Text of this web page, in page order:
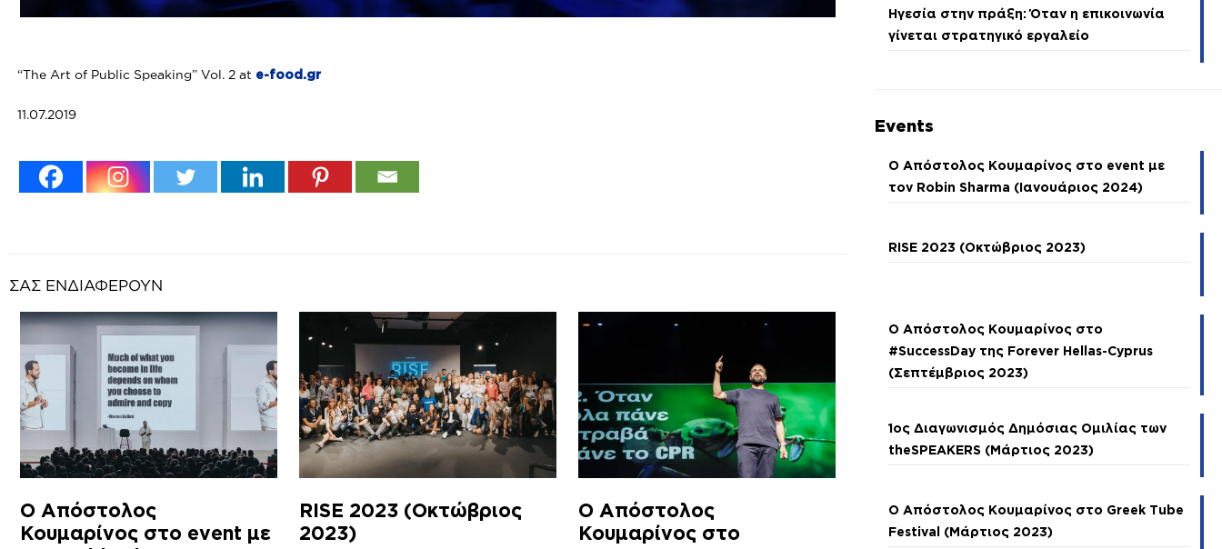
“The Art of Public Speaking” Vol. 2 at e-food.gr
11.07.2019
ΣΑΣ ΕΝΔΙΑΦΕΡΟΥΝ
Ο Απόστολος
Κουμαρίνος στο event με
RISE 2023 (Οκτώβριος
2023)
Ο Απόστολος
Κουμαρίνος στο
Ηγεσία στην πράξη: Όταν η επικοινωνία
γίνεται στρατηγικό εργαλείο
Events
Ο Απόστολος Κουμαρίνος στο event με
τον Robin Sharma (Ιανουάριος 2024)
RISE 2023 (Οκτώβριος 2023)
Ο Απόστολος Κουμαρίνος στο
#SuccessDay της Forever Hellas-Cyprus
(Σεπτέμβριος 2023)
1ος Διαγωνισμός Δημόσιας Ομιλίας των
theSPEAKERS (Μάρτιος 2023)
Ο Απόστολος Κουμαρίνος στο Greek Tube
Festival (Μάρτιος 2023)